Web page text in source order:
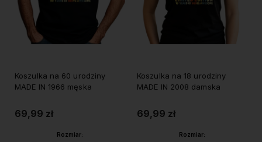
Koszulka na 60 urodziny
MADE IN 1966 męska
69,99 zł
Rozmiar:
Koszulka na 18 urodziny
MADE IN 2008 damska
69,99 zł
Rozmiar: